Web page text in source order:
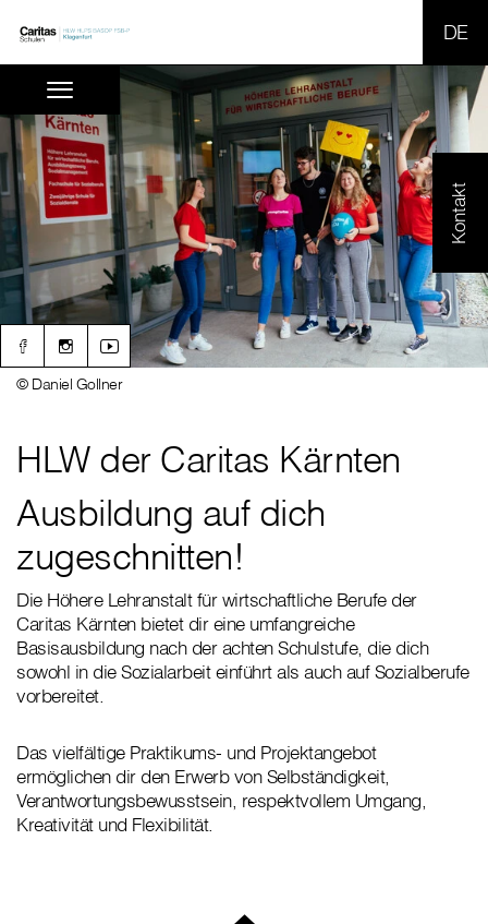
Kontakt
HLW der Caritas Kärnten
© Daniel Gollner
Ausbildung auf dich
zugeschnitten!
Die Höhere Lehranstalt für wirtschaftliche Berufe der
Caritas Kärnten bietet dir eine umfangreiche
Basisausbildung nach der achten Schulstufe, die dich
sowohl in die Sozialarbeit einführt als auch auf Sozialberufe
vorbereitet.
Das vielfältige Praktikums- und Projektangebot
ermöglichen dir den Erwerb von Selbständigkeit,
Verantwortungsbewusstsein, respektvollem Umgang,
Kreativität und Flexibilität.